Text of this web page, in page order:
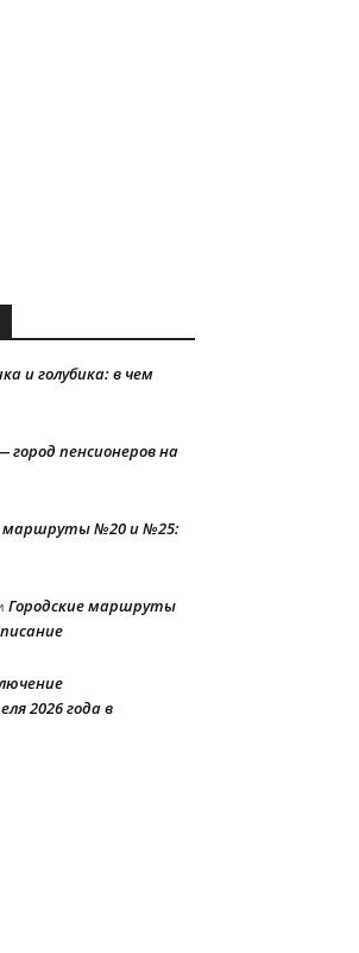
и голубика: в чем
город пенсионеров на
маршруты №20 и №25:
Городские маршруты
2026 года в